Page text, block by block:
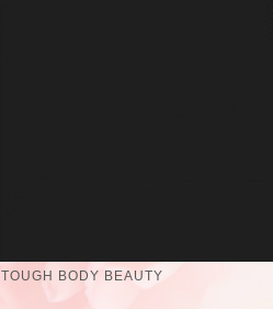
TOUGH BODY BEAUTY